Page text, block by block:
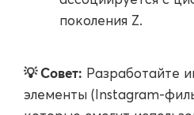
поколения Z.
💡 Совет: Разработайте
элементы (Instagram-